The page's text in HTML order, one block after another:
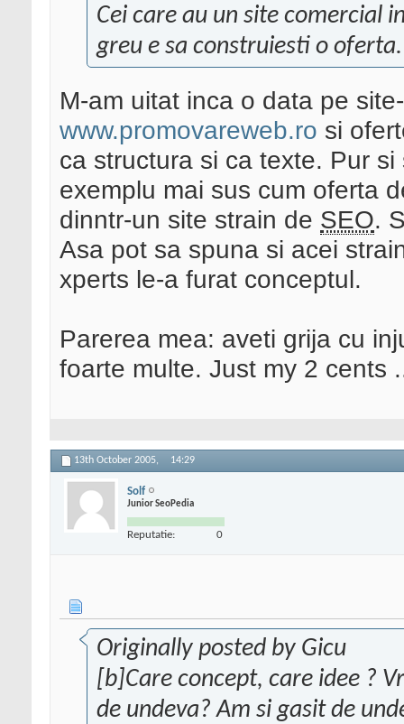
Cei care au un site comercial
greu e sa construiesti o oferta.
M-am uitat inca o data pe
www.promovareweb.ro si
ca structura si ca texte. Pur
exemplu mai sus cum oferta
dinntr-un site strain de SEO.
Asa pot sa spuna si acei
xperts le-a furat conceptul.
Parerea mea: aveti grija cu
foarte multe. Just my 2 cents
13th October 2005, 14:29
Solf
Junior SeoPedia
Reputatie: 0
Originally posted by Gicu
[b]Care concept, care idee ?
de undeva? Am si gasit de